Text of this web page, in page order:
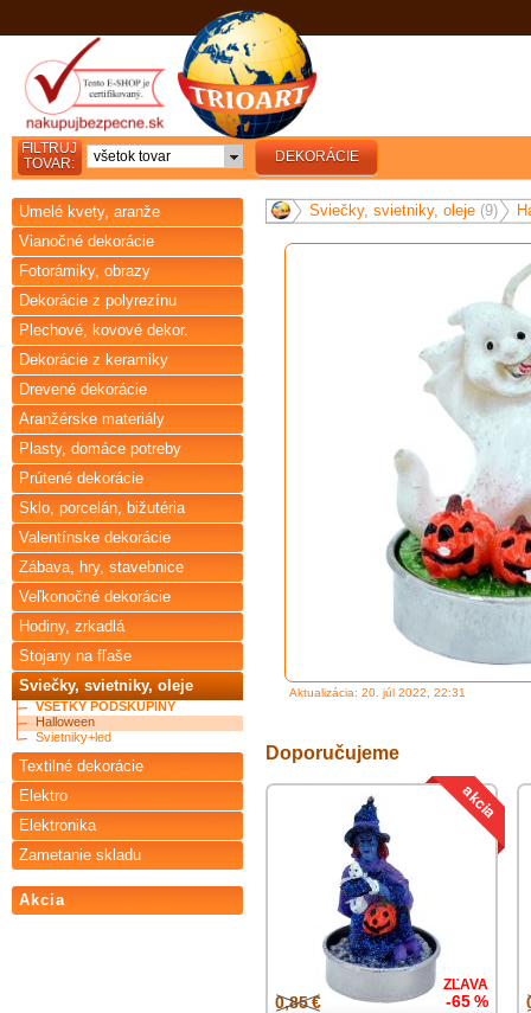
FILTRUJ
TOVAR:
všetok tovar DEKORÁCIE
Umelé kvety, aranže
Vianočné dekorácie
Fotorámiky, obrazy
Dekorácie z polyrezínu
Plechové, kovové dekor.
Dekorácie z keramiky
Drevené dekorácie
Aranžérske materiály
Plasty, domáce potreby
Prútené dekorácie
Sklo, porcelán, bižutéria
Valentínske dekorácie
Zábava, hry, stavebnice
Veľkonočné dekorácie
Hodiny, zrkadlá
Stojany na fľaše
Sviečky, svietniky, oleje
VŠETKY PODSKUPINY
Halloween
Svietniky+led
Textilné dekorácie
Elektro
Elektronika
Zametanie skladu
Akcia
Sviečky, svietniky, oleje (9)
Aktualizácia: 20. júl 2022, 22:31
Doporučujeme
0,85 €
ZĽAVA
-65 %